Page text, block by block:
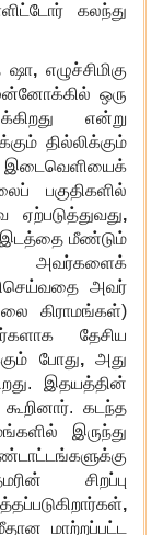
கலந்து
ஷா,எழுச்சிமிகு
ஒரு
என்று
தில்லிக்கும்
பகுதிகளில்
,
இடத்தை மீண்டும்
அவர்
கிராமங்கள்)
தேசிய
போது,அது
இதயத்தின்
கடந்த
இருந்து
சிறப்பு
,
மாற்றப்பட்ட